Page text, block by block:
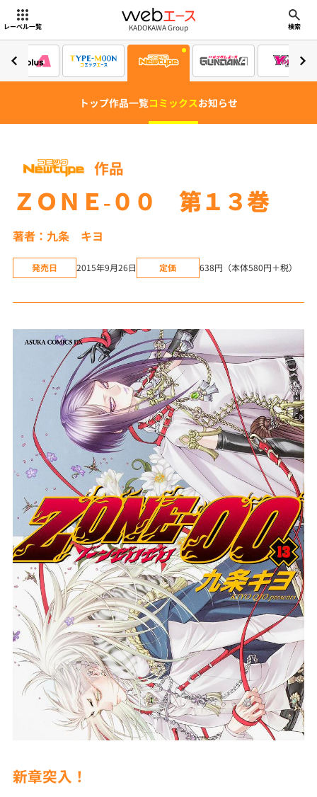
レーベル一覧 webエース
KADOKAWA Group 検索
トップ作品一覧コミックスお知らせ
作品
ＺＯＮＥ‐００ 第１３巻
著者：九条 キヨ
発売日 2015年9月26日 定価 638円（本体580円＋税）
新章突入！